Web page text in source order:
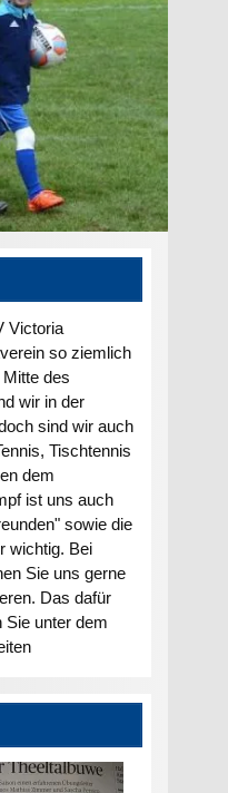
Victoria
so ziemlich
des
wir in der
sind wir auch
Tischtennis
dem
ist uns auch
sowie die
wichtig. Bei
Sie uns gerne
Das dafür
Sie unter dem